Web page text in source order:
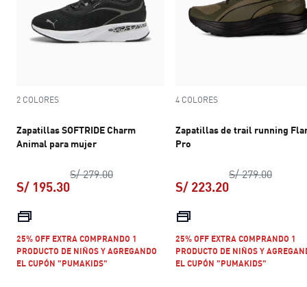
2 COLORES
Zapatillas SOFTRIDE Charm
Animal para mujer
S/ 279.00precio original S/ 279.00
S/ 195.30
precio actual S/ 195.30
25% OFF EXTRA COMPRANDO 1
PRODUCTO DE NIÑOS Y AGREGANDO
EL CUPÓN "PUMAKIDS"
4 COLORES
Zapatillas de trail running
Pro
S/ 279.00precio
S/ 223.20
25% OFF EXTRA COMPRANDO 1
PRODUCTO DE NIÑOS Y
EL CUPÓN "PUMAKIDS"